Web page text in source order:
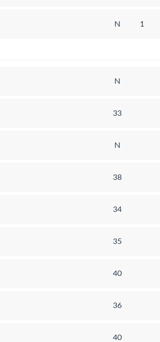
N 1
N
33
N
38
34
35
40
36
40